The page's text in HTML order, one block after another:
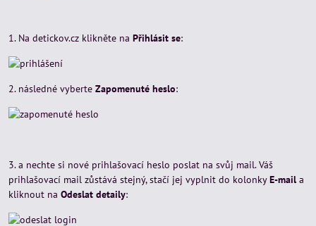
1. Na detickov.cz klikněte na Přihlásit se:
2. následné vyberte Zapomenuté heslo:
3. a nechte si nové prihlašovací heslo poslat na svůj mail. Váš
prihlašovací mail zůstává stejný, stačí jej vyplnit do kolonkyE-mail a
kliknout na Odeslat detaily: